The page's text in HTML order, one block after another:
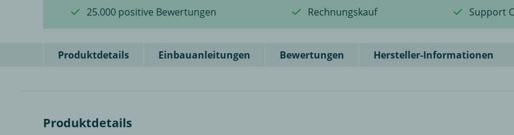
25.000 positive Bewertungen Rechnungskauf Support
Produktdetails Einbauanleitungen Bewertungen Hersteller-Informationen
Produktdetails